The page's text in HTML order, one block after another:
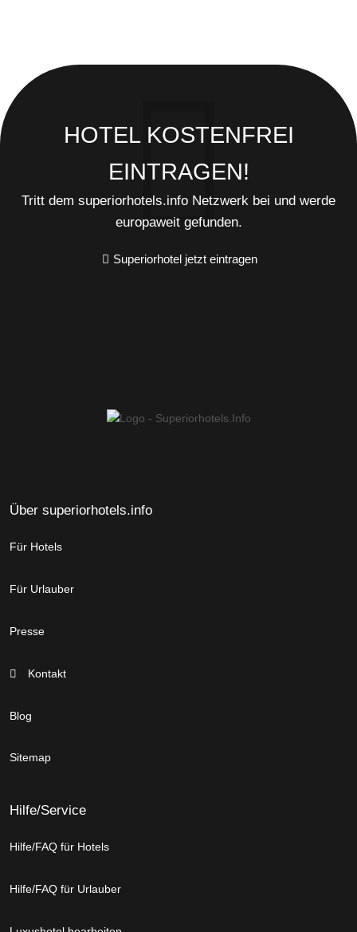
HOTEL KOSTENFREI
EINTRAGEN!
Tritt dem superiorhotels.info Netzwerk bei und werde
europaweit gefunden.
Superiorhotel jetzt eintragen
Über superiorhotels.info
Für Hotels
Für Urlauber
Presse
Kontakt
Blog
Sitemap
Hilfe/Service
Hilfe/FAQ für Hotels
Hilfe/FAQ für Urlauber